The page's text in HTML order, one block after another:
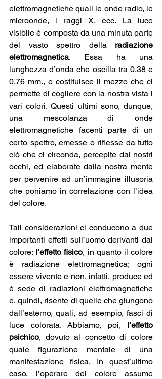
elettromagnetiche quali le onde radio, le
microonde, i raggi X, ecc. La luce
visibile è composta da una minuta parte
del vasto spettro della radiazione
elettromagnetica. Essa ha una
lunghezza d’onda che oscilla tra 0,38 e
0,76 mm., e costituisce il mezzo che ci
permette di cogliere con la nostra vista i
vari colori. Questi ultimi sono, dunque,
una mescolanza di onde
elettromagnetiche facenti parte di un
certo spettro, emesse o riflesse da tutto
ciò che ci circonda, percepite dai nostri
occhi, ed elaborate dalla nostra mente
per pervenire ad un’immagine illusoria
che poniamo in correlazione con l’idea
del colore.
Tali considerazioni ci conducono a due
importanti effetti sull’uomo derivanti dal
colore: l’effetto fisico, in quanto il colore
è radiazione elettromagnetica; ogni
essere vivente e non, infatti, produce ed
è sede di radiazioni elettromagnetiche
e, quindi, risente di quelle che giungono
dall’esterno, quali, ad esempio, fasci di
luce colorata. Abbiamo, poi, l’effetto
psichico, dovuto al concetto di colore
quale figurazione mentale di una
manifestazione fisica. In quest’ultimo
caso, l’operare del colore assume